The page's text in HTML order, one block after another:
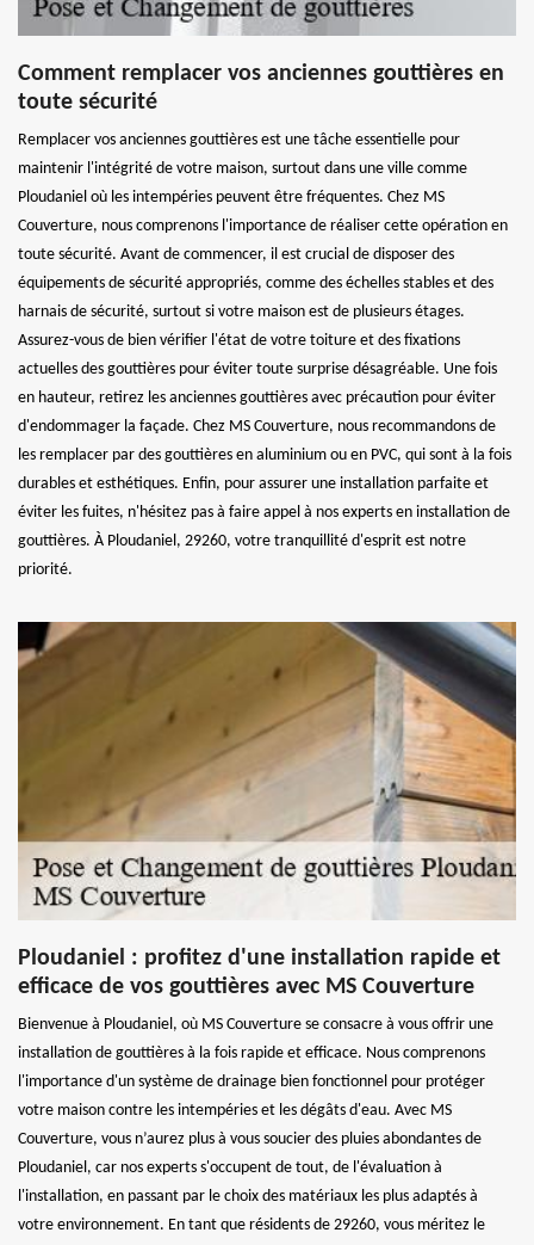
Comment remplacer vos anciennes gouttières en
toute sécurité
Remplacer vos anciennes gouttières est une tâche essentielle pour
maintenir l'intégrité de votre maison, surtout dans une ville comme
Ploudaniel où les intempéries peuvent être fréquentes. Chez MS
Couverture, nous comprenons l'importance de réaliser cette opération en
toute sécurité. Avant de commencer, il est crucial de disposer des
équipements de sécurité appropriés, comme des échelles stables et des
harnais de sécurité, surtout si votre maison est de plusieurs étages.
Assurez-vous de bien vérifier l'état de votre toiture et des fixations
actuelles des gouttières pour éviter toute surprise désagréable. Une fois
en hauteur, retirez les anciennes gouttières avec précaution pour éviter
d'endommager la façade. Chez MS Couverture, nous recommandons de
les remplacer par des gouttières en aluminium ou en PVC, qui sont à la fois
durables et esthétiques. Enfin, pour assurer une installation parfaite et
éviter les fuites, n'hésitez pas à faire appel à nos experts en installation de
gouttières. À Ploudaniel, 29260, votre tranquillité d'esprit est notre
priorité.
Ploudaniel : profitez d'une installation rapide et
efficace de vos gouttières avec MS Couverture
Bienvenue à Ploudaniel, où MS Couverture se consacre à vous offrir une
installation de gouttières à la fois rapide et efficace. Nous comprenons
l'importance d'un système de drainage bien fonctionnel pour protéger
votre maison contre les intempéries et les dégâts d'eau. Avec MS
Couverture, vous n’aurez plus à vous soucier des pluies abondantes de
Ploudaniel, car nos experts s'occupent de tout, de l'évaluation à
l'installation, en passant par le choix des matériaux les plus adaptés à
votre environnement. En tant que résidents de 29260, vous méritez le